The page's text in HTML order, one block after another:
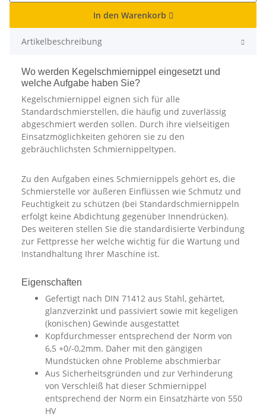
In den Warenkorb
Artikelbeschreibung
Wo werden Kegelschmiernippel eingesetzt und
welche Aufgabe haben Sie?
Kegelschmiernippel eignen sich für alle
Standardschmierstellen, die häufig und zuverlässig
abgeschmiert werden sollen. Durch ihre vielseitigen
Einsatzmöglichkeiten gehören sie zu den
gebräuchlichsten Schmiernippeltypen.
Zu den Aufgaben eines Schmiernippels gehört es, die
Schmierstelle vor äußeren Einflüssen wie Schmutz und
Feuchtigkeit zu schützen (bei Standardschmiernippeln
erfolgt keine Abdichtung gegenüber Innendrücken).
Des weiteren stellen Sie die standardisierte Verbindung
zur Fettpresse her welche wichtig für die Wartung und
Instandhaltung Ihrer Maschine ist.
Eigenschaften
Gefertigt nach DIN 71412 aus Stahl, gehärtet,
glanzverzinkt und passiviert sowie mit kegeligen
(konischen) Gewinde ausgestattet
Kopfdurchmesser entsprechend der Norm von
6,5 +0/-0,2mm. Daher mit den gängigen
Mundstücken ohne Probleme abschmierbar
Aus Sicherheitsgründen und zur Verhinderung
von Verschleiß hat dieser Schmiernippel
entsprechend der Norm ein Einsatzhärte von 550
HV